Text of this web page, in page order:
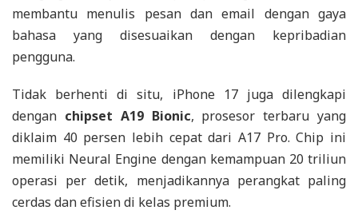
membantu menulis pesan dan email dengan gaya
bahasa yang disesuaikan dengan kepribadian
pengguna.
Tidak berhenti di situ, iPhone 17 juga dilengkapi
dengan chipset A19 Bionic, prosesor terbaru yang
diklaim 40 persen lebih cepat dari A17 Pro. Chip ini
memiliki Neural Engine dengan kemampuan 20 triliun
operasi per detik, menjadikannya perangkat paling
cerdas dan efisien di kelas premium.